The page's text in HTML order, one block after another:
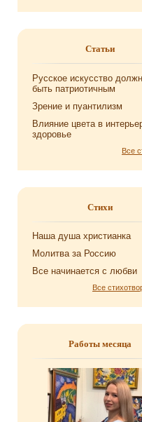
Статьи
Русское искусство
быть патриотичным
Зрение и пуантилизм
Влияние цвета в
здоровье
Все
Стихи
Наша душа хри­сти­ан­ка
Мо­лит­ва за Рос­сию
Все на­чи­на­ет­ся с любви
Все
Работы месяца